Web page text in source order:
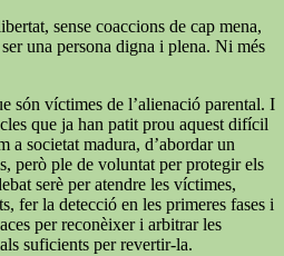
sense coaccions de cap mena,
una persona digna i plena. Ni més
són víctimes de l’alienació parental. I
que ja han patit prou aquest difícil
a societat madura, d’abordar un
però ple de voluntat per protegir els
serè per atendre les víctimes,
fer la detecció en les primeres fases i
per reconèixer i arbitrar les
suficients per revertir-la.